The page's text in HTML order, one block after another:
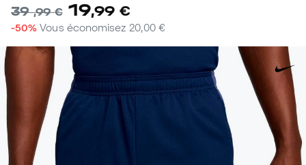
39,99 € 19,99 €
-50% Vous économisez 20,00 €